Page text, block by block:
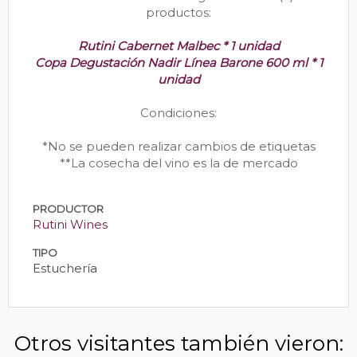
productos:
Rutini Cabernet Malbec * 1 unidad
Copa Degustación Nadir Línea Barone 600 ml * 1
unidad
Condiciones:
*No se pueden realizar cambios de etiquetas
**La cosecha del vino es la de mercado
PRODUCTOR
Rutini Wines
TIPO
Estuchería
Otros visitantes también vieron: